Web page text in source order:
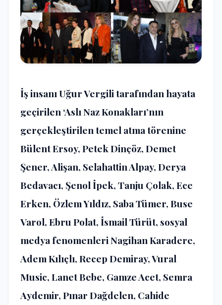
İş insanı Uğur Vergili tarafından hayata
geçirilen ‘Aslı Naz Konakları’nın
gerçekleştirilen temel atma törenine
Bülent Ersoy, Petek Dinçöz, Demet
Şener, Alişan, Selahattin Alpay, Derya
Bedavacı, Şenol İpek, Tanju Çolak, Ece
Erken, Özlem Yıldız, Saba Tümer, Buse
Varol, Ebru Polat, İsmail Türüt, sosyal
medya fenomenleri Nagihan Karadere,
Adem Kılıçlı, Recep Demiray, Vural
Music, Lanet Bebe, Gamze Acet, Semra
Aydemir, Pınar Dağdelen, Cahide